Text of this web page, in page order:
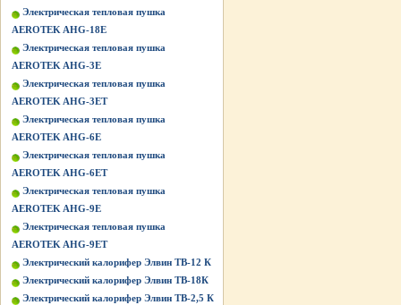
Электрическая тепловая пушка
AEROTEK AHG-18E
Электрическая тепловая пушка
AEROTEK AHG-3E
Электрическая тепловая пушка
AEROTEK AHG-3ET
Электрическая тепловая пушка
AEROTEK AHG-6E
Электрическая тепловая пушка
AEROTEK AHG-6ET
Электрическая тепловая пушка
AEROTEK AHG-9E
Электрическая тепловая пушка
AEROTEK AHG-9ET
Электрический калорифер Элвин ТВ-12 К
Электрический калорифер Элвин ТВ-18К
Электрический калорифер Элвин ТВ-2,5 К